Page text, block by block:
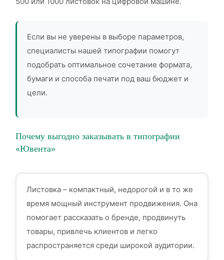
Если вы не уверены в выборе параметров,
специалисты нашей типографии помогут
подобрать оптимальное сочетание формата,
бумаги и способа печати под ваш бюджет и
цели.
Почему выгодно заказывать в типографии
«Ювента»
Листовка – компактный, недорогой и в то же
время мощный инструмент продвижения. Она
помогает рассказать о бренде, продвинуть
товары, привлечь клиентов и легко
распространяется среди широкой аудитории.